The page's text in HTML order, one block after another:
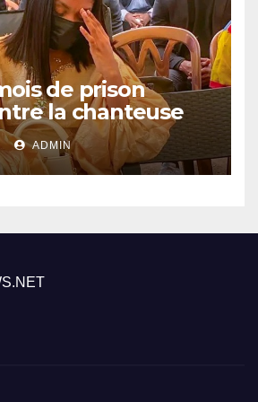
de prison
la chanteuse
la partie civile
000 USD de
et intérêts
ADMIN